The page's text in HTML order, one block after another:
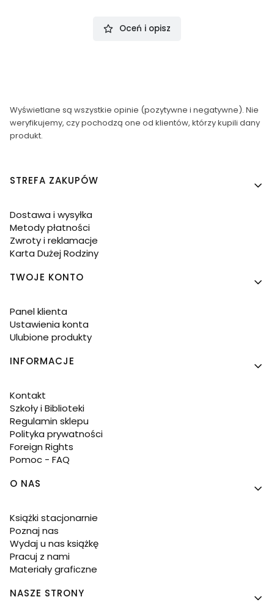
Oceń i opisz
Wyświetlane są wszystkie opinie (pozytywne i negatywne). Nie
weryfikujemy, czy pochodzą one od klientów, którzy kupili dany
produkt.
Linki w stopce
STREFA ZAKUPÓW
Dostawa i wysyłka
Metody płatności
Zwroty i reklamacje
Karta Dużej Rodziny
TWOJE KONTO
Panel klienta
Ustawienia konta
Ulubione produkty
INFORMACJE
Kontakt
Szkoły i Biblioteki
Regulamin sklepu
Polityka prywatności
Foreign Rights
Pomoc - FAQ
O NAS
Książki stacjonarnie
Poznaj nas
Wydaj u nas książkę
Pracuj z nami
Materiały graficzne
NASZE STRONY